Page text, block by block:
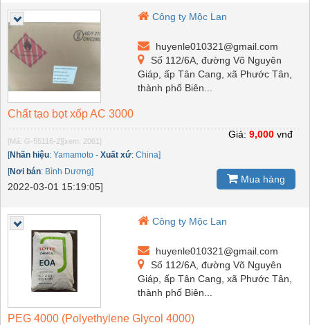
Công ty Mộc Lan
huyenle010321@gmail.com
Số 112/6A, đường Võ Nguyên
Giáp, ấp Tân Cang, xã Phước Tân,
thành phố Biên...
Chất tạo bọt xốp AC 3000
[Mã: G-55116-2] [xem: 2061]
[Nhãn hiệu: Yamamoto - Xuất xứ: China]
[Nơi bán: Bình Dương]
2022-03-01 15:19:05]
Giá: 9,000 vnđ
Mua hàng
Công ty Mộc Lan
huyenle010321@gmail.com
Số 112/6A, đường Võ Nguyên
Giáp, ấp Tân Cang, xã Phước Tân,
thành phố Biên...
PEG 4000 (Polyethylene Glycol 4000)